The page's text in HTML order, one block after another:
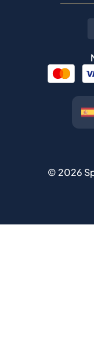
© 2026